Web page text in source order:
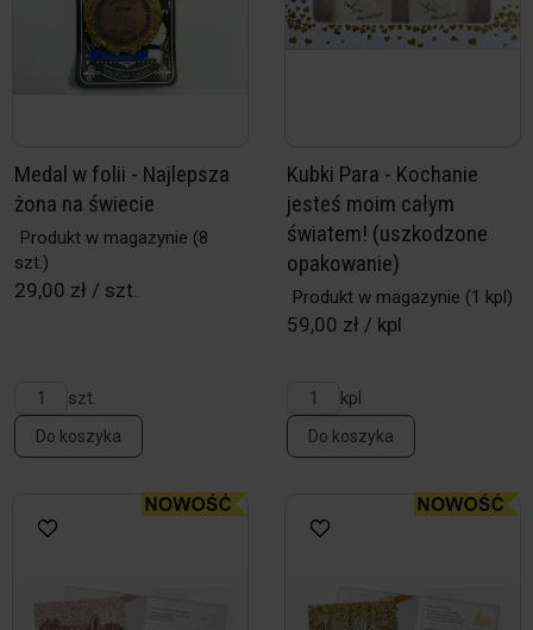
Medal w folii - Najlepsza
żona na świecie
Produkt w magazynie (8
szt.)
29,00 zł / szt.
szt.
Do koszyka
Kubki Para - Kochanie
jesteś moim całym
światem! (uszkodzone
opakowanie)
Produkt w magazynie (1 kpl)
59,00 zł / kpl
kpl
Do koszyka